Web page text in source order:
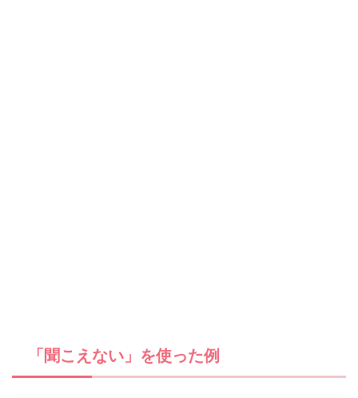
「聞こえない」を使った例